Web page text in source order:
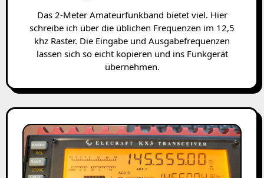
Das 2-Meter Amateurfunkband bietet viel. Hier
schreibe ich über die üblichen Frequenzen im 12,5
khz Raster. Die Eingabe und Ausgabefrequenzen
lassen sich so eicht kopieren und ins Funkgerät
übernehmen.